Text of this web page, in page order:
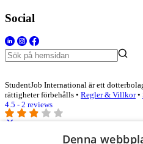
Social
StudentJob International är ett
rättigheter förbehålls • Regler & Villkor•
4.5 - 2 reviews
Denna